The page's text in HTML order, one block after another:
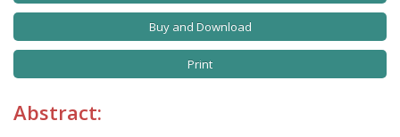
Buy and Download
Print
Abstract: